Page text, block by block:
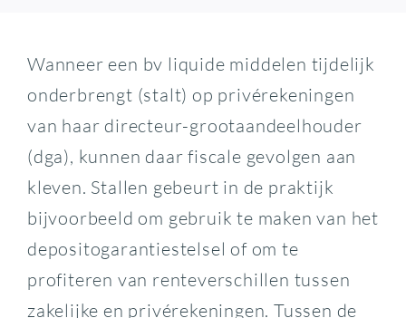
Wanneer een bv liquide middelen tijdelijk
onderbrengt (stalt) op privérekeningen
van haar directeur-grootaandeelhouder
(dga), kunnen daar fiscale gevolgen aan
kleven. Stallen gebeurt in de praktijk
bijvoorbeeld om gebruik te maken van het
depositogarantiestelsel of om te
profiteren van renteverschillen tussen
zakelijke en privérekeningen. Tussen de